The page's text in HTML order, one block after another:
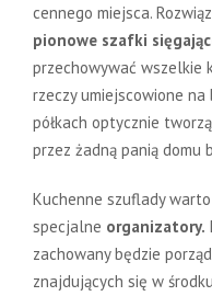
cennego miejsca.
pionowe szafki
przechowywać wszelkie
rzeczy umiejscowione
półkach optycznie
przez żadną panią domu
Kuchenne szuflady
specjalne organizatory.
zachowany będzie
znajdujących się w